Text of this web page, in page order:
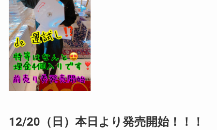
12/20（日）本日より発売開始！！！